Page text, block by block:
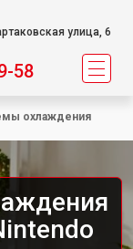
улица, 6
58
охлаждения